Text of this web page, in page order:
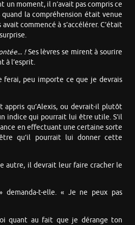
un moment, il n’avait pas compris ce
la compréhension était venue
commencé à s’accélérer. C’était
!Ses lèvres se mirent à sourire
à l’esprit.
ferai, peu importe ce que je devrais
appris qu’Alexis, ou devrait-il plutôt
indice qui pourrait lui être utile. S’il
en effectuant une certaine sorte
être qu’il pourrait lui donner cette
autre, il devrait leur faire cracher le
t-elle. « Je ne peux pas
quant au fait que je dérange ton